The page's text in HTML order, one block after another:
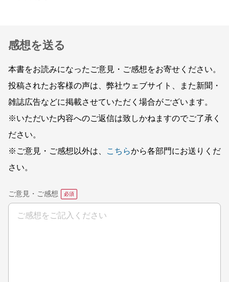
感想を送る
本書をお読みになったご意見・ご感想をお寄せください。
投稿されたお客様の声は、弊社ウェブサイト、また新聞・
雑誌広告などに掲載させていただく場合がございます。
※いただいた内容へのご返信は致しかねますのでご了承く
ださい。
※ご意見・ご感想以外は、
こちらから各部門にお送りくだ
さい。
ご意見・ご感想